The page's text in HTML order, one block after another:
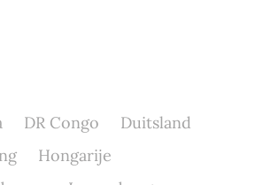
DR Congo
Duitsland
Hongarije